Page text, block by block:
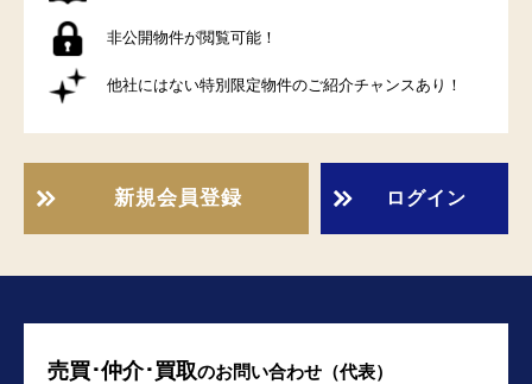
非公開物件が閲覧可能！
他社にはない特別限定物件のご紹介チャンスあり！
新規会員登録 ログイン
売買･仲介･買取のお問い合わせ（代表）